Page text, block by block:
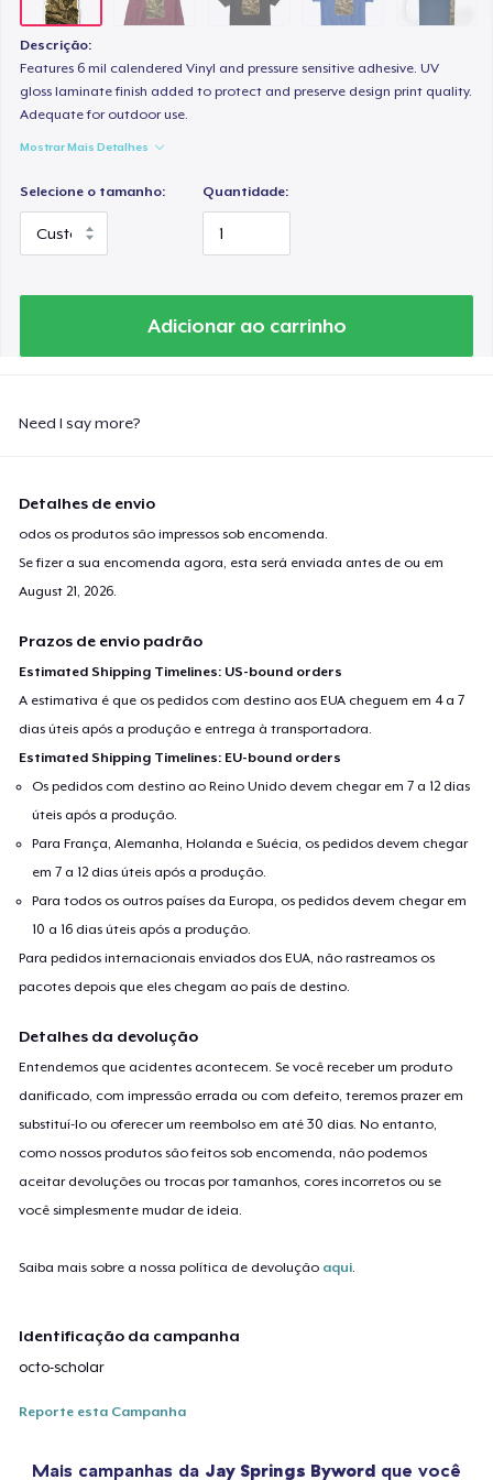
Descrição:
Features 6 mil calendered Vinyl and pressure sensitive adhesive. UV
gloss laminate finish added to protect and preserve design print quality.
Adequate for outdoor use.
Mostrar Mais Detalhes
Selecione o tamanho: Quantidade:
Adicionar ao carrinho
Need I say more?
Detalhes de envio
odos os produtos são impressos sob encomenda.
Se fizer a sua encomenda agora, esta será enviada antes de ou em
August 21, 2026.
Prazos de envio padrão
Estimated Shipping Timelines: US-bound orders
A estimativa é que os pedidos com destino aos EUA cheguem em 4 a 7
dias úteis após a produção e entrega à transportadora.
Estimated Shipping Timelines: EU-bound orders
Os pedidos com destino ao Reino Unido devem chegar em 7 a 12 dias
úteis após a produção.
Para França, Alemanha, Holanda e Suécia, os pedidos devem chegar
em 7 a 12 dias úteis após a produção.
Para todos os outros países da Europa, os pedidos devem chegar em
10 a 16 dias úteis após a produção.
Para pedidos internacionais enviados dos EUA, não rastreamos os
pacotes depois que eles chegam ao país de destino.
Detalhes da devolução
Entendemos que acidentes acontecem. Se você receber um produto
danificado, com impressão errada ou com defeito, teremos prazer em
substituí-lo ou oferecer um reembolso em até 30 dias. No entanto,
como nossos produtos são feitos sob encomenda, não podemos
aceitar devoluções ou trocas por tamanhos, cores incorretos ou se
você simplesmente mudar de ideia.
Saiba mais sobre a nossa política de devolução aqui.
Identificação da campanha
octo-scholar
Reporte esta Campanha
Mais campanhas da Jay Springs Byword que você